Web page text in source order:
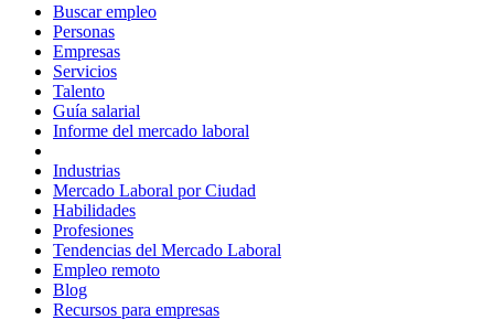
Buscar empleo
Personas
Empresas
Servicios
Talento
Guía salarial
Informe del mercado laboral
Industrias
Mercado Laboral por Ciudad
Habilidades
Profesiones
Tendencias del Mercado Laboral
Empleo remoto
Blog
Recursos para empresas